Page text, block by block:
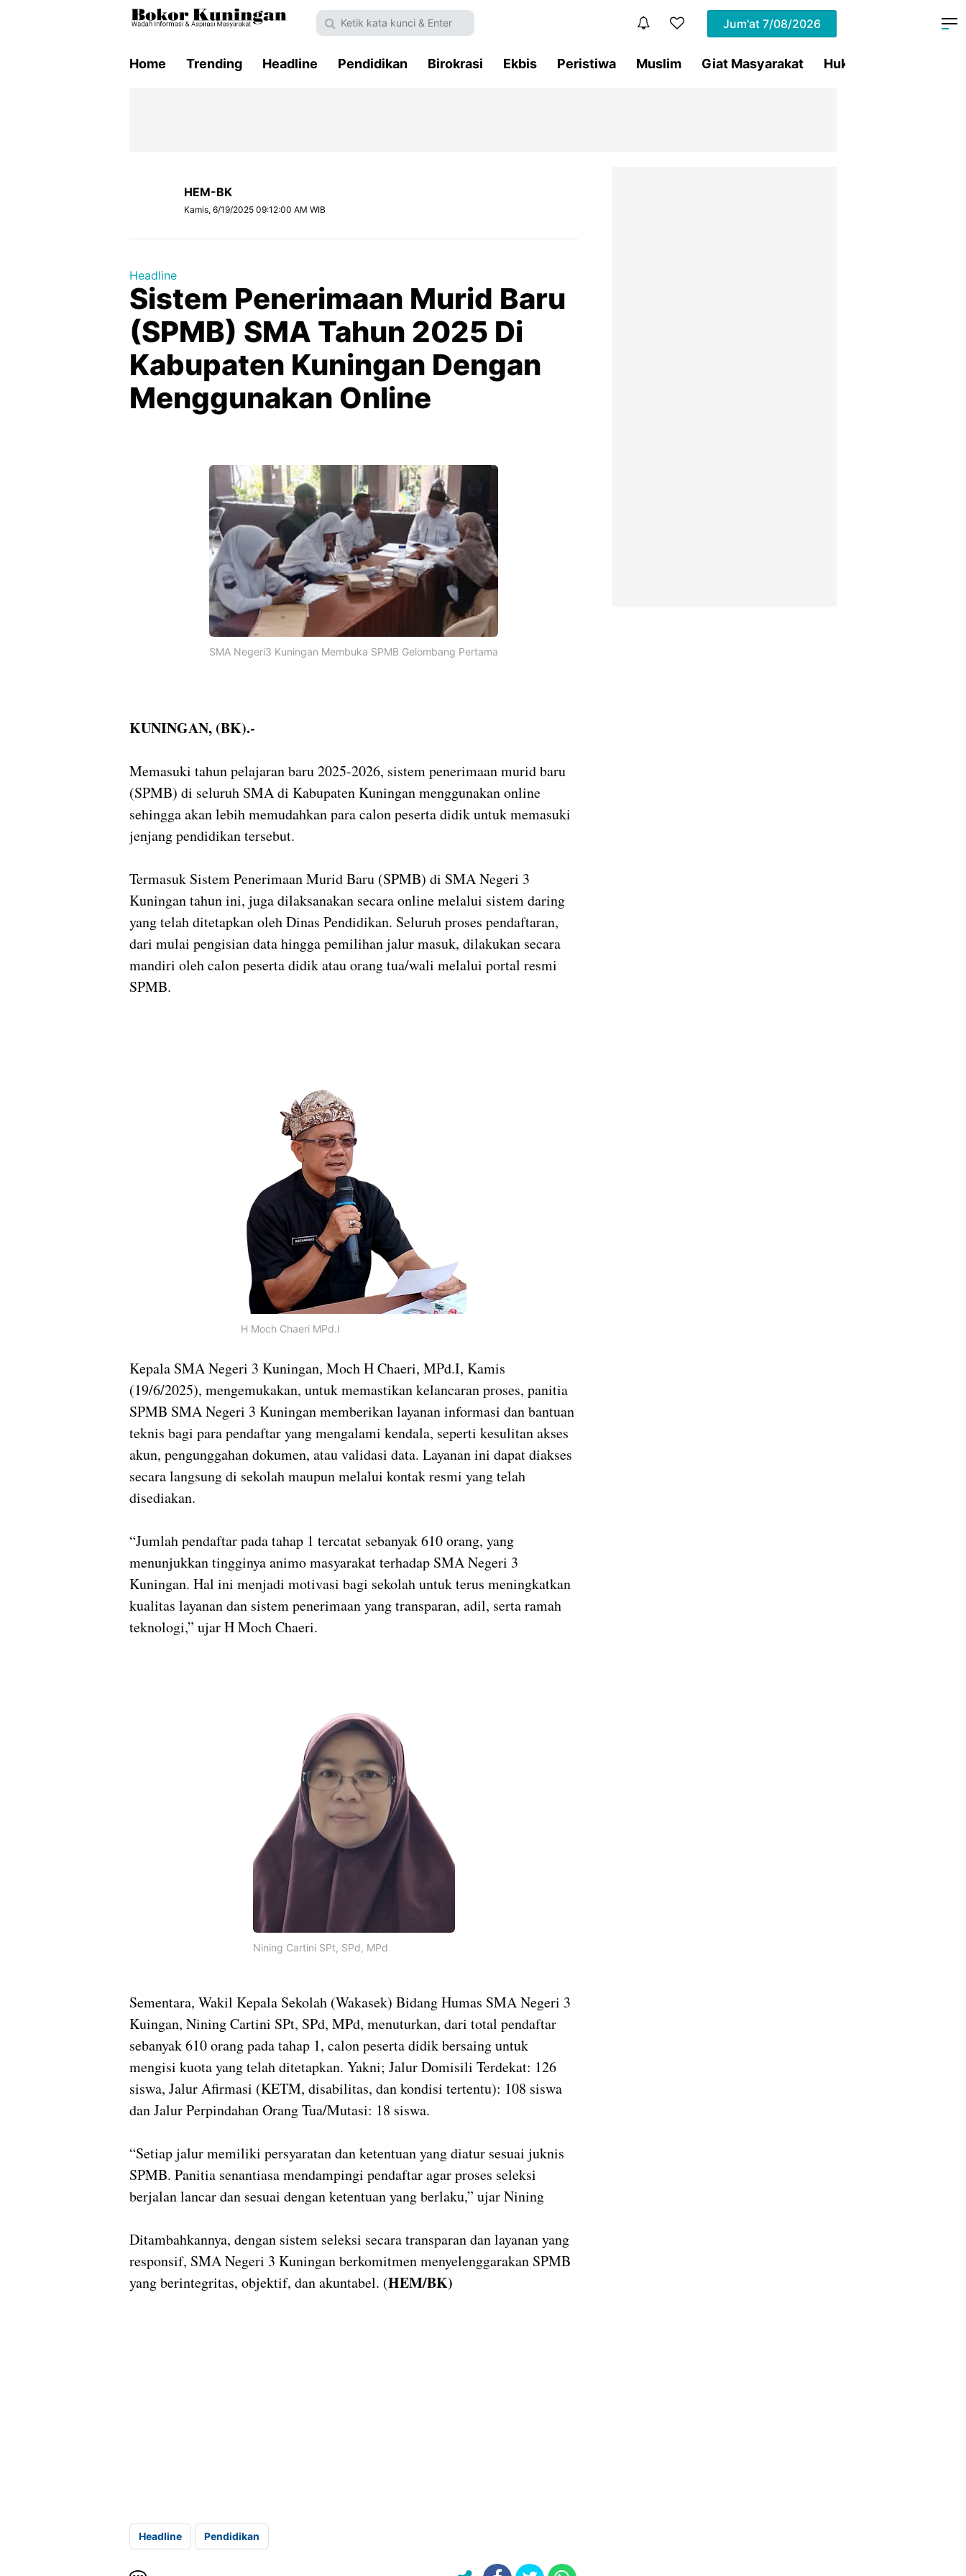
Jum'at 7/08/2026
Home Trending Headline Pendidikan Birokrasi Ekbis Peristiwa Muslim Giat Masyarakat Hukum
HEM-BK
Kamis, 6/19/2025 09:12:00 AM WIB
Headline
Sistem Penerimaan Murid Baru
(SPMB) SMA Tahun 2025 Di
Kabupaten Kuningan Dengan
Menggunakan Online
SMA Negeri3 Kuningan Membuka SPMB Gelombang Pertama
KUNINGAN, (BK).-
Memasuki tahun pelajaran baru 2025-2026, sistem penerimaan murid baru
(SPMB) di seluruh SMA di Kabupaten Kuningan menggunakan online
sehingga akan lebih memudahkan para calon peserta didik untuk memasuki
jenjang pendidikan tersebut.
Termasuk Sistem Penerimaan Murid Baru (SPMB) di SMA Negeri 3
Kuningan tahun ini, juga dilaksanakan secara online melalui sistem daring
yang telah ditetapkan oleh Dinas Pendidikan. Seluruh proses pendaftaran,
dari mulai pengisian data hingga pemilihan jalur masuk, dilakukan secara
mandiri oleh calon peserta didik atau orang tua/wali melalui portal resmi
SPMB.
H Moch Chaeri MPd.I
Kepala SMA Negeri 3 Kuningan, Moch H Chaeri, MPd.I, Kamis
(19/6/2025), mengemukakan, untuk memastikan kelancaran proses, panitia
SPMB SMA Negeri 3 Kuningan memberikan layanan informasi dan bantuan
teknis bagi para pendaftar yang mengalami kendala, seperti kesulitan akses
akun, pengunggahan dokumen, atau validasi data. Layanan ini dapat diakses
secara langsung di sekolah maupun melalui kontak resmi yang telah
disediakan.
“Jumlah pendaftar pada tahap 1 tercatat sebanyak 610 orang, yang
menunjukkan tingginya animo masyarakat terhadap SMA Negeri 3
Kuningan. Hal ini menjadi motivasi bagi sekolah untuk terus meningkatkan
kualitas layanan dan sistem penerimaan yang transparan, adil, serta ramah
teknologi,” ujar H Moch Chaeri.
Nining Cartini SPt, SPd, MPd
Sementara, Wakil Kepala Sekolah (Wakasek) Bidang Humas SMA Negeri 3
Kuingan, Nining Cartini SPt, SPd, MPd, menuturkan, dari total pendaftar
sebanyak 610 orang pada tahap 1, calon peserta didik bersaing untuk
mengisi kuota yang telah ditetapkan. Yakni; Jalur Domisili Terdekat: 126
siswa, Jalur Afirmasi (KETM, disabilitas, dan kondisi tertentu): 108 siswa
dan Jalur Perpindahan Orang Tua/Mutasi: 18 siswa.
“Setiap jalur memiliki persyaratan dan ketentuan yang diatur sesuai juknis
SPMB. Panitia senantiasa mendampingi pendaftar agar proses seleksi
berjalan lancar dan sesuai dengan ketentuan yang berlaku,” ujar Nining
Ditambahkannya, dengan sistem seleksi secara transparan dan layanan yang
responsif, SMA Negeri 3 Kuningan berkomitmen menyelenggarakan SPMB
yang berintegritas, objektif, dan akuntabel. (HEM/BK)
Headline Pendidikan